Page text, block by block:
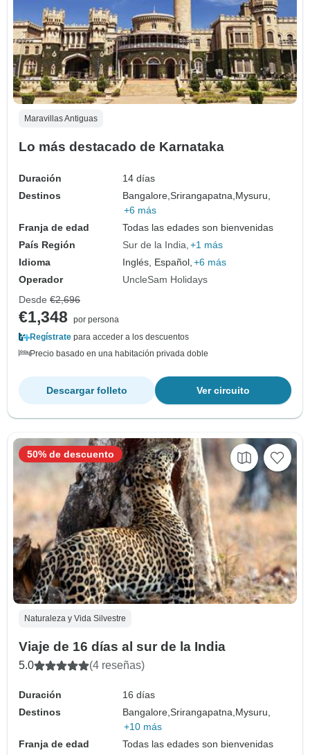
Maravillas Antiguas
Lo más destacado de Karnataka
Duración
14 días
Destinos
Bangalore,Srirangapatna, Mysuru,
+6 más
Franja de edad
Todas las edades son bienvenidas
País Región
Sur de la India +1 más
Idioma
Inglés, Español, +6 más
Operador
UncleSam Holidays
Desde €2,696
€1,348
por persona
Regístrate para acceder a los descuentos
Precio basado en una habitación privada doble
Ver circuito
Descargar folleto
Naturaleza y Vida Silvestre
Viaje de 16 días al sur de la India
5.0 (4 reseñas)
Duración
16 días
Destinos
Bangalore,Srirangapatna,Mysuru,
+10 más
Franja de edad
Todas las edades son bienvenidas
50% de descuento